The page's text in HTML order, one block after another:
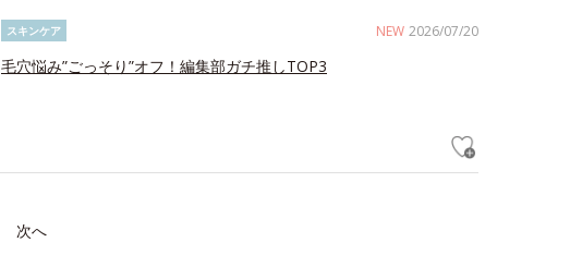
NEW 2026/07/20
スキンケア
毛穴悩み”ごっそり”オフ！編集部ガチ推しTOP3
次へ